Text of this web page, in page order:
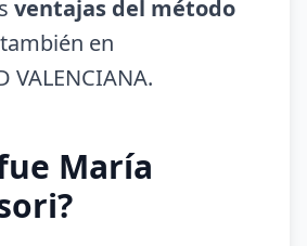
ventajas del método
también en
VALENCIANA.
María